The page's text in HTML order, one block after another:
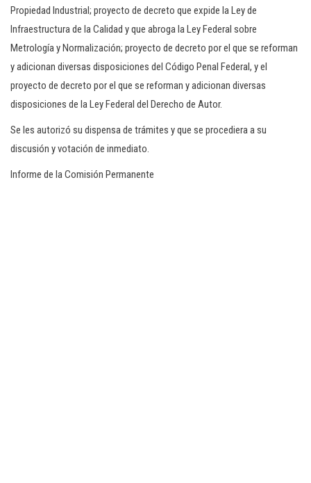
Propiedad Industrial; proyecto de decreto que expide la Ley de
Infraestructura de la Calidad y que abroga la Ley Federal sobre
Metrología y Normalización; proyecto de decreto por el que se reforman
y adicionan diversas disposiciones del Código Penal Federal, y el
proyecto de decreto por el que se reforman y adicionan diversas
disposiciones de la Ley Federal del Derecho de Autor.
Se les autorizó su dispensa de trámites y que se procediera a su
discusión y votación de inmediato.
Informe de la Comisión Permanente